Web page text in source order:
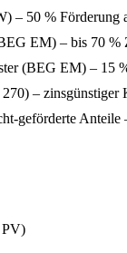
– 50 % Förderung
EM) – bis 70
(BEG EM) – 15
– zinsgünstiger
geförderte Anteile
PV)